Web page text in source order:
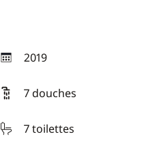
2019
année
7 douches
7 toilettes